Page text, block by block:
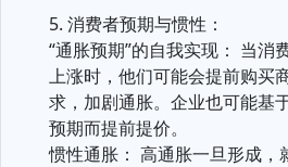
5. 消费者预期与惯性：
“通胀预期”的自我实现： 当消
上涨时，他们可能会提前购买
求，加剧通胀。企业也可能基
预期而提前提价。
惯性通胀： 高通胀一旦形成，